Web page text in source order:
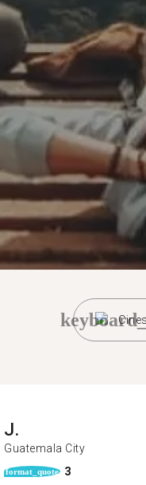
J.
Guatemala City
format_quote 3